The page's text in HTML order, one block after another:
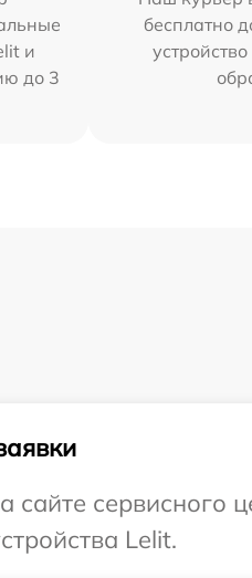
и
до 3
бесплатно
сайте
Lelit.